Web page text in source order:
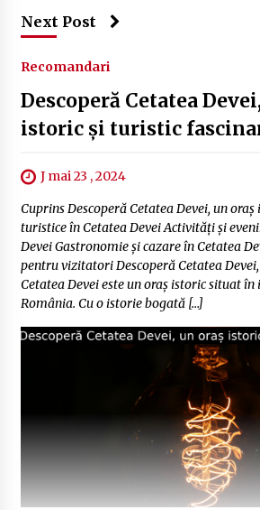
Next Post
Recomandari
Descoperă Cetatea
istoric și turistic
J mai 23 , 2024
Cuprins Descoperă Cetatea Devei, un
turistice în Cetatea Devei Activități și
Devei Gastronomie și cazare în Cetatea
pentru vizitatori Descoperă Cetatea
Cetatea Devei este un oraș istoric situat
România. Cu o istorie bogată […]